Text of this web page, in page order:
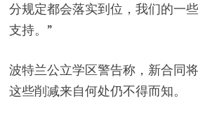
分规定都会落实到位，我们的一
支持。”
波特兰公立学区警告称，新合同
这些削减来自何处仍不得而知。